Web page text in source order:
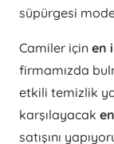
süpürgesi
Camiler için en
firmamızda
etkili temizlik
karşılayacak
satışını